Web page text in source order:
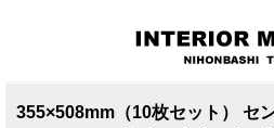
355×508mm（10枚セット） セ